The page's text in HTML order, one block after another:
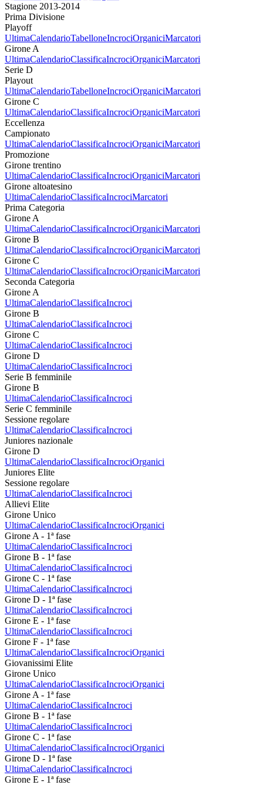
Stagione 2013-2014
Prima Divisione
Playoff
UltimaCalendarioTabelloneIncrociOrganiciMarcatori
Girone A
UltimaCalendarioClassificaIncrociOrganiciMarcatori
Serie D
Playout
UltimaCalendarioTabelloneIncrociOrganiciMarcatori
Girone C
UltimaCalendarioClassificaIncrociOrganiciMarcatori
Eccellenza
Campionato
UltimaCalendarioClassificaIncrociOrganiciMarcatori
Promozione
Girone trentino
UltimaCalendarioClassificaIncrociOrganiciMarcatori
Girone altoatesino
UltimaCalendarioClassificaIncrociMarcatori
Prima Categoria
Girone A
UltimaCalendarioClassificaIncrociOrganiciMarcatori
Girone B
UltimaCalendarioClassificaIncrociOrganiciMarcatori
Girone C
UltimaCalendarioClassificaIncrociOrganiciMarcatori
Seconda Categoria
Girone A
UltimaCalendarioClassificaIncroci
Girone B
UltimaCalendarioClassificaIncroci
Girone C
UltimaCalendarioClassificaIncroci
Girone D
UltimaCalendarioClassificaIncroci
Serie B femminile
Girone B
UltimaCalendarioClassificaIncroci
Serie C femminile
Sessione regolare
UltimaCalendarioClassificaIncroci
Juniores nazionale
Girone D
UltimaCalendarioClassificaIncrociOrganici
Juniores Elite
Sessione regolare
UltimaCalendarioClassificaIncroci
Allievi Elite
Girone Unico
UltimaCalendarioClassificaIncrociOrganici
Girone A - 1ª fase
UltimaCalendarioClassificaIncroci
Girone B - 1ª fase
UltimaCalendarioClassificaIncroci
Girone C - 1ª fase
UltimaCalendarioClassificaIncroci
Girone D - 1ª fase
UltimaCalendarioClassificaIncroci
Girone E - 1ª fase
UltimaCalendarioClassificaIncroci
Girone F - 1ª fase
UltimaCalendarioClassificaIncrociOrganici
Giovanissimi Elite
Girone Unico
UltimaCalendarioClassificaIncrociOrganici
Girone A - 1ª fase
UltimaCalendarioClassificaIncroci
Girone B - 1ª fase
UltimaCalendarioClassificaIncroci
Girone C - 1ª fase
UltimaCalendarioClassificaIncrociOrganici
Girone D - 1ª fase
UltimaCalendarioClassificaIncroci
Girone E - 1ª fase